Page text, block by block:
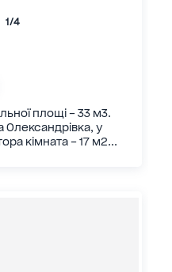
1/4
площі – 33 м3.
Олександрівка, у
кімната – 17 м2...